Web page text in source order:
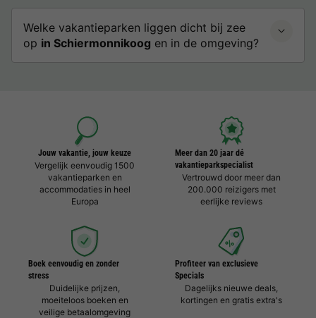
Welke vakantieparken liggen dicht bij zee
op in Schiermonnikoog en in de omgeving?
Jouw vakantie, jouw keuze
Vergelijk eenvoudig 1500
vakantieparken en
accommodaties in heel
Europa
Meer dan 20 jaar dé
vakantieparkspecialist
Vertrouwd door meer dan
200.000 reizigers met
eerlijke reviews
Boek eenvoudig en zonder
stress
Duidelijke prijzen,
moeiteloos boeken en
veilige betaalomgeving
Profiteer van exclusieve
Specials
Dagelijks nieuwe deals,
kortingen en gratis extra's